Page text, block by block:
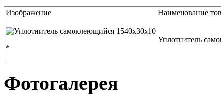
Изображение Наименование
*
Уплотнитель
Фотогалерея